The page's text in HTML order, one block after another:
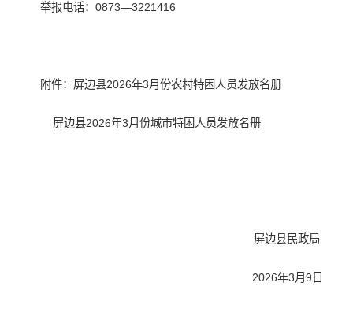
举报电话：0873—3221416
附件：屏边县2026年3月份农村特困人员发放名册
屏边县2026年3月份城市特困人员发放名册
屏边县民政局
2026年3月9日